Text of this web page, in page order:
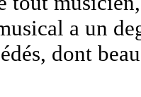
a un
dont